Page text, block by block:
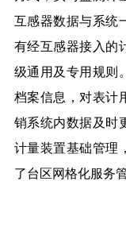
互感器数据与系统
有经互感器接入的
级通用及专用规则
档案信息，对表计
销系统内数据及时
计量装置基础管理
了台区网格化服务